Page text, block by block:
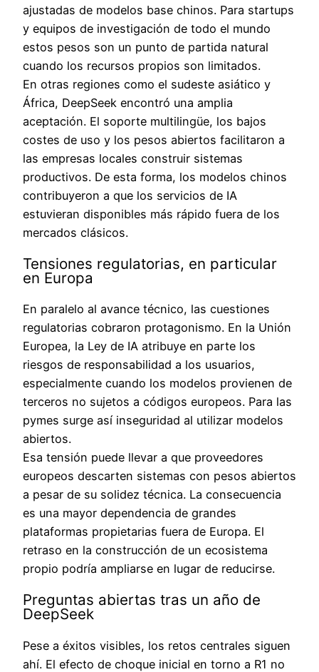
ajustadas de modelos base chinos. Para startups
y equipos de investigación de todo el mundo
estos pesos son un punto de partida natural
cuando los recursos propios son limitados.
En otras regiones como el sudeste asiático y
África, DeepSeek encontró una amplia
aceptación. El soporte multilingüe, los bajos
costes de uso y los pesos abiertos facilitaron a
las empresas locales construir sistemas
productivos. De esta forma, los modelos chinos
contribuyeron a que los servicios de IA
estuvieran disponibles más rápido fuera de los
mercados clásicos.
Tensiones regulatorias, en particular
en Europa
En paralelo al avance técnico, las cuestiones
regulatorias cobraron protagonismo. En la Unión
Europea, la Ley de IA atribuye en parte los
riesgos de responsabilidad a los usuarios,
especialmente cuando los modelos provienen de
terceros no sujetos a códigos europeos. Para las
pymes surge así inseguridad al utilizar modelos
abiertos.
Esa tensión puede llevar a que proveedores
europeos descarten sistemas con pesos abiertos
a pesar de su solidez técnica. La consecuencia
es una mayor dependencia de grandes
plataformas propietarias fuera de Europa. El
retraso en la construcción de un ecosistema
propio podría ampliarse en lugar de reducirse.
Preguntas abiertas tras un año de
DeepSeek
Pese a éxitos visibles, los retos centrales siguen
ahí. El efecto de choque inicial en torno a R1 no